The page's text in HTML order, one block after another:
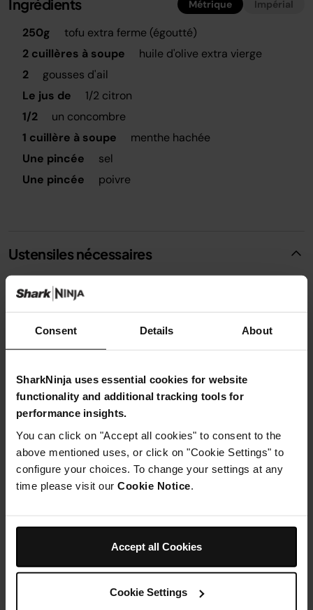
Consent Details About
SharkNinja uses essential cookies for website
functionality and additional tracking tools for
performance insights.
You can click on "Accept all cookies" to consent to the
above mentioned uses, or click on "Cookie Settings" to
configure your choices. To change your settings at any
time please visit our Cookie Notice
Accept all Cookies
Cookie Settings
Ingrédients Métrique Impérial
250g
tofu extra ferme (égoutté)
2 cuillères à soupe
huile d'olive extra vierge
2
gousses d'ail
Le jus de
1/2 citron
1/2
un concombre
1 cuillère à soupe
menthe hachée
Une pincée
sel
Une pincée
poivre
Ustensiles nécessaires
Mixeur
Instructions
Étape 1
Dans votre
blender,
mixez tous les ingrédients, à l'exception du concombre,
jusqu'à obtenir une texture lisse.
(la partie aqueuse).
mélange.